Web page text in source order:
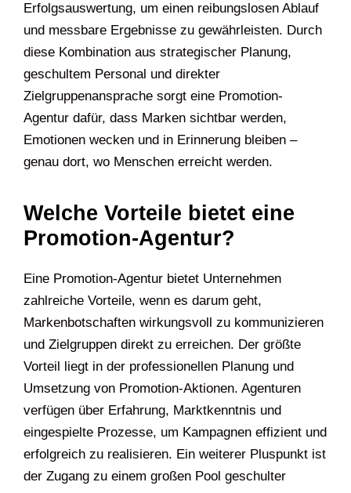
Erfolgsauswertung, um einen reibungslosen Ablauf
und messbare Ergebnisse zu gewährleisten. Durch
diese Kombination aus strategischer Planung,
geschultem Personal und direkter
Zielgruppenansprache sorgt eine Promotion-
Agentur dafür, dass Marken sichtbar werden,
Emotionen wecken und in Erinnerung bleiben –
genau dort, wo Menschen erreicht werden.
Welche Vorteile bietet eine
Promotion-Agentur?
Eine Promotion-Agentur bietet Unternehmen
zahlreiche Vorteile, wenn es darum geht,
Markenbotschaften wirkungsvoll zu kommunizieren
und Zielgruppen direkt zu erreichen. Der größte
Vorteil liegt in der professionellen Planung und
Umsetzung von Promotion-Aktionen. Agenturen
verfügen über Erfahrung, Marktkenntnis und
eingespielte Prozesse, um Kampagnen effizient und
erfolgreich zu realisieren. Ein weiterer Pluspunkt ist
der Zugang zu einem großen Pool geschulter